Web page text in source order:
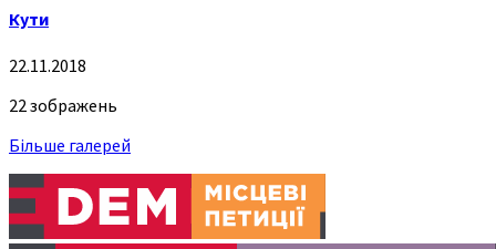
Кути
22.11.2018
22 зображень
Більше галерей